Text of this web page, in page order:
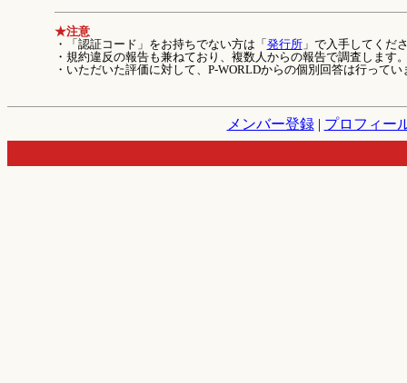
★注意
・「認証コード」をお持ちでない方は「 発行所」で入手してくだ
・規約違反の報告も兼ねており、複数人からの報告で調査します
・いただいた評価に対して、P-WORLDからの個別回答は行ってい
メンバー登録| プロフィー